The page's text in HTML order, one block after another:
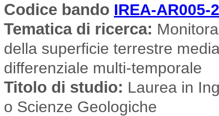
Codice bando IREA-AR005-
Tematica di ricerca:
della superficie terrestre
differenziale multi-temporale
Titolo di studio: Laurea in
o Scienze Geologiche